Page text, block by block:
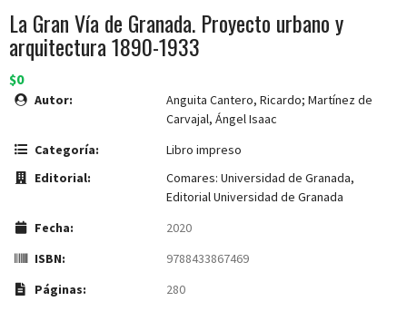
La Gran Vía de Granada. Proyecto urbano y
arquitectura 1890-1933
$0
Autor:
Anguita Cantero, Ricardo; Martínez de
Carvajal, Ángel Isaac
Categoría:
Libro impreso
Editorial:
Comares: Universidad de Granada,
Editorial Universidad de Granada
Fecha:
2020
ISBN:
9788433867469
Páginas:
280